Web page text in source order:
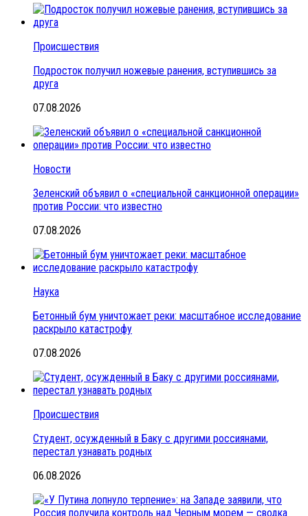
Происшествия
Подросток получил ножевые ранения, вступившись за
друга
07.08.2026
Новости
Зеленский объявил о «специальной санкционной операции»
против России: что известно
07.08.2026
Наука
Бетонный бум уничтожает реки: масштабное исследование
раскрыло катастрофу
07.08.2026
Происшествия
Студент, осужденный в Баку с другими россиянами,
перестал узнавать родных
06.08.2026